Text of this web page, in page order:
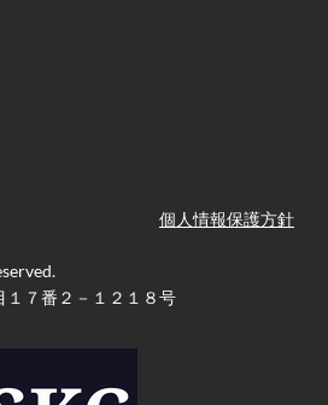
個人情報保護方針
１７番２－１２１８号